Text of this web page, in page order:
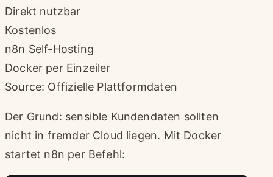
Direkt nutzbar
Kostenlos
n8n Self-Hosting
Docker per Einzeiler
Source: Offizielle Plattformdaten
Der Grund: sensible Kundendaten sollten
nicht in fremder Cloud liegen. Mit Docker
startet n8n per Befehl: